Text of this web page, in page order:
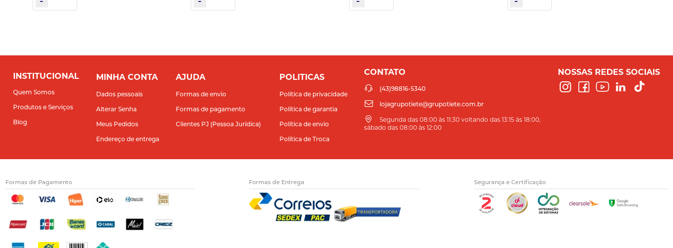
INSTITUCIONAL
Quem Somos
Produtos e Serviços
Blog
MINHA CONTA
Dados pessoais
Alterar Senha
Meus Pedidos
Endereço de entrega
AJUDA
Formas de envio
Formas de pagamento
Clientes PJ (Pessoa Jurídica)
POLITICAS
Política de privacidade
Política de garantia
Política de envio
Política de Troca
CONTATO
(43)98816-5340
lojagrupotiete@grupotiete.com.br
Segunda das 08:00 às 11:30 voltando das 13:15 às 18:00,
sábado das 08:00 às 12:00
NOSSAS REDES SOCIAIS
Formas de Pagamento Formas de Entrega Segurança e Certificação